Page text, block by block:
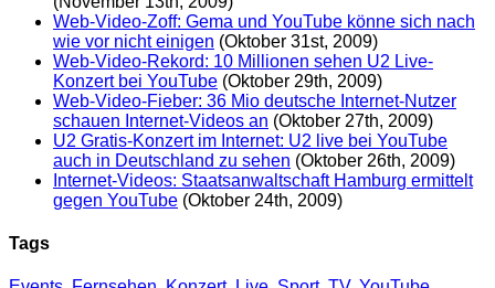
Web-Video-Zoff: Gema und YouTube könne sich nach
wie vor nicht einigen (Oktober 31st, 2009)
Web-Video-Rekord: 10 Millionen sehen U2 Live-
Konzert bei YouTube (Oktober 29th, 2009)
Web-Video-Fieber: 36 Mio deutsche Internet-Nutzer
schauen Internet-Videos an (Oktober 27th, 2009)
U2 Gratis-Konzert im Internet: U2 live bei YouTube
auch in Deutschland zu sehen (Oktober 26th, 2009)
Internet-Videos: Staatsanwaltschaft Hamburg ermittelt
gegen YouTube (Oktober 24th, 2009)
Tags